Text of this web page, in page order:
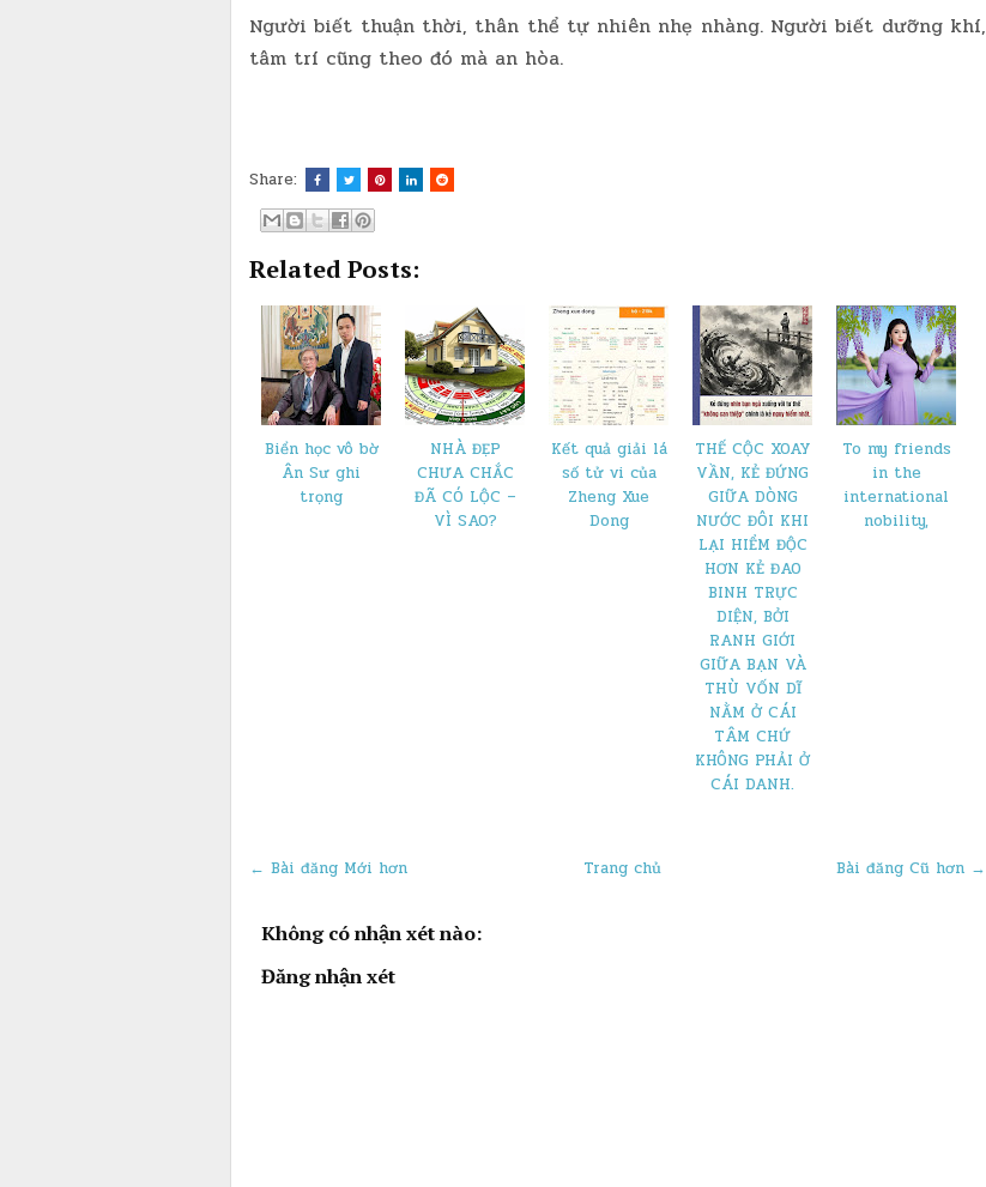
Người biết thuận thời, thân thể tự nhiên nhẹ nhàng. Người biết dưỡng khí,
tâm trí cũng theo đó mà an hòa.
Share:
Related Posts:
Biển học vô bờ
Ân Sư ghi
trọng
NHÀ ĐẸP
CHƯA CHẮC
ĐÃ CÓ LỘC –
VÌ SAO?
Kết quả giải lá
số tử vi của
Zheng Xue
Dong
THẾ CỘC XOAY
VẦN, KẺ ĐỨNG
GIỮA DÒNG
NƯỚC ĐÔI KHI
LẠI HIỂM ĐỘC
HƠN KẺ ĐAO
BINH TRỰC
DIỆN, BỞI
RANH GIỚI
GIỮA BẠN VÀ
THÙ VỐN DĨ
NẰM Ở CÁI
TÂM CHỨ
KHÔNG PHẢI Ở
CÁI DANH.
To my friends
in the
international
nobility,
← Bài đăng Mới hơn Bài đăng Cũ hơn →
Trang chủ
Không có nhận xét nào:
Đăng nhận xét